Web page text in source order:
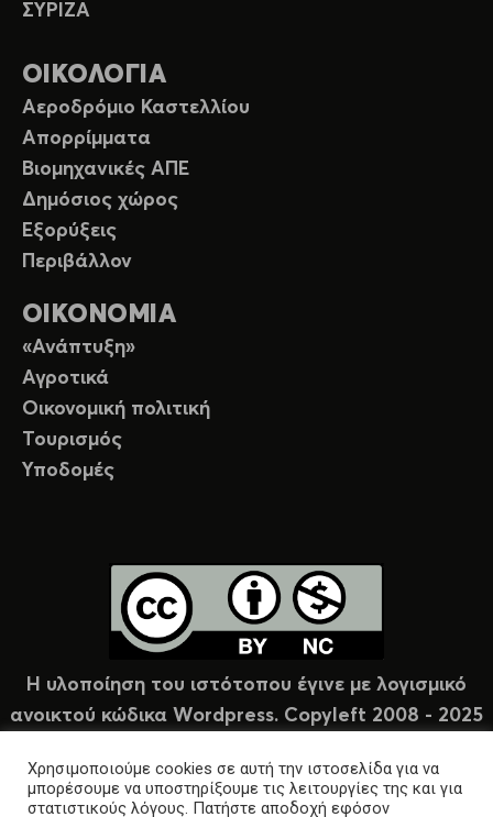
ΣΥΡΙΖΑ
ΟΙΚΟΛΟΓΙΑ
Αεροδρόμιο Καστελλίου
Απορρίμματα
Βιομηχανικές ΑΠΕ
Δημόσιος χώρος
Εξορύξεις
Περιβάλλον
ΟΙΚΟΝΟΜΙΑ
«Ανάπτυξη»
Αγροτικά
Οικονομική πολιτική
Τουρισμός
Υποδομές
Η υλοποίηση του ιστότοπου έγινε με λογισμικό
ανοικτού κώδικα Wordpress. Copyleft 2008 - 2025
Χρησιμοποιούμε cookies σε αυτή την ιστοσελίδα για να
μπορέσουμε να υποστηρίξουμε τις λειτουργίες της και για
στατιστικούς λόγους. Πατήστε αποδοχή εφόσον